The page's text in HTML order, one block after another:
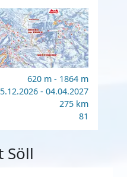
620 m - 1864 m
- 04.04.2027
275 km
81
Söll